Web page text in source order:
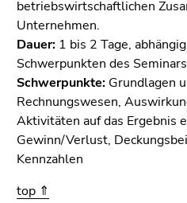
betriebswirtschaftlichen
Unternehmen.
Dauer: 1 bis 2 Tage,
Schwerpunkten des Seminars
Schwerpunkte: Grundlagen
Rechnungswesen,
Aktivitäten auf das Ergebnis
Gewinn/Verlust,
Kennzahlen
top ⇑